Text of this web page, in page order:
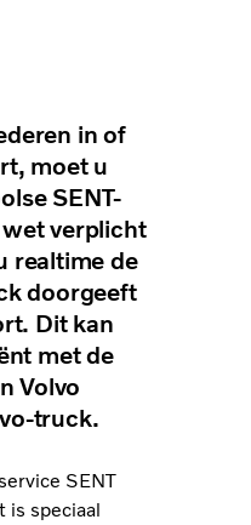
in of
moet u
SENT-
verplicht
realtime de
doorgeeft
Dit kan
met de
Volvo
truck.
SENT
is speciaal